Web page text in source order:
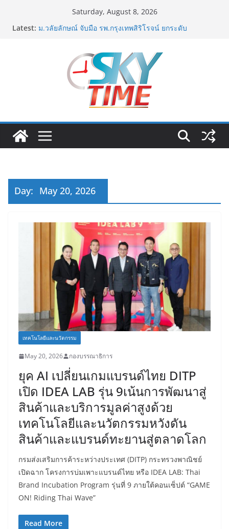
Saturday, August 8, 2026
Latest: ททท. ต้อนรับเที่ยวบินปฐมฤกษ์สายการบิน TransNusa
เที่ยวแรกบินแรก 6 สิงหาคมนี้
ม.วลัยลักษณ์ จับมือ รพ.กรุงเทพสิริโรจน์ ยกระดับ
สารสนเทศการแพทย์-เวชศาสตร์ป้องกัน สู่ศูนย์กลางภาค
รฟท. เปิดเวทีรับฟังความคิดเห็นประชาชน ครั้งที่ 2
โครงการรถไฟฟ้าสายสีแดงเข้ม “วงเวียนใหญ่–มหาชัย”
เดินหน้าพัฒนาโครงการบนพื้นฐานข้อเท็จจริงและการมี
ส่วนร่วม
เจบีซี มวยอาชีพแห่งญี่ปุ่น พร้อมสนับสนุนนักมวยชาวไทย
“เสี่ยนริส”แนะเพิ่มไฟท์แฟ็กซ์ เว็บรับรองสถิติมวย หลัง
52 บริษัท ทดสอบเส้นทางท่องเที่ยว Corporate ยกระดับ
ภาคตะวันออกสู่จุดหมายปลายทางคุณภาพ
Day: May 20, 2026
เทคโนโลยีและนวัตกรรม
May 20, 2026 กองบรรณาธิการ
ยุค AI เปลี่ยนเกมแบรนด์ไทย DITP
เปิด IDEA LAB รุ่น 9เน้นการพัฒนาสู่
สินค้าและบริการมูลค่าสูงด้วย
เทคโนโลยีและนวัตกรรมหวังดัน
สินค้าและแบรนด์ทะยานสู่ตลาดโลก
กรมส่งเสริมการค้าระหว่างประเทศ (DITP) กระทรวงพาณิชย์
เปิดฉาก โครงการบ่มเพาะแบรนด์ไทย หรือ IDEA LAB: Thai
Brand Incubation Program รุ่นที่ 9 ภายใต้คอนเซ็ปต์ “GAME
ON! Riding Thai Wave”
Read More